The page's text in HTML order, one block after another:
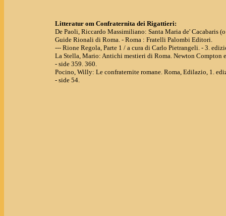
Litteratur om Confraternita dei Rigattieri:
De Paoli, Riccardo Massimiliano: Santa Maria de' Cacabaris
Guide Rionali di Roma. - Roma : Fratelli Palombi Editori.
--- Rione Regola, Parte 1 / a cura di Carlo Pietrangeli. - 3.
La Stella, Mario: Antichi mestieri di Roma. Newton Compton
- side 359. 360.
Pocino, Willy: Le confraternite romane. Roma, Edilazio, 1.
- side 54.